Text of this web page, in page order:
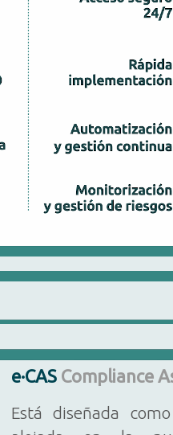
e·CAS Compliance
Está diseñada